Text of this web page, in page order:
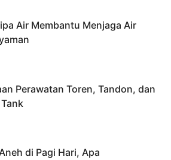
Air Membantu Menjaga Air
Perawatan Toren, Tandon, dan
di Pagi Hari, Apa